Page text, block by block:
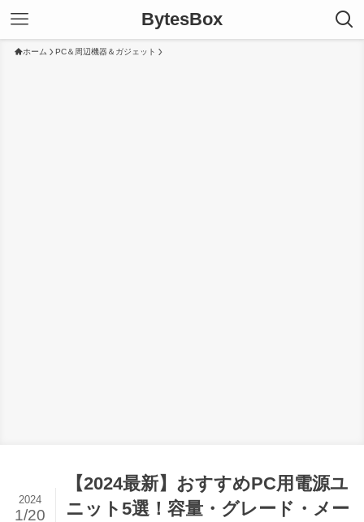
BytesBox
ホーム PC＆周辺機器＆ガジェット
【2024最新】おすすめPC用電源ユ
ニット5選！容量・グレード・メー
2024
1/20